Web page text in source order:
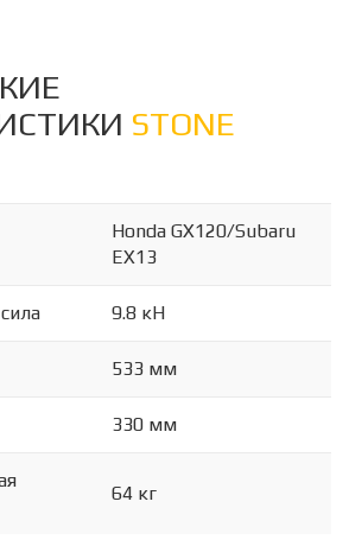
STONE
Honda GX120/Subaru
EX13
9.8 кН
533 мм
330 мм
64 кг